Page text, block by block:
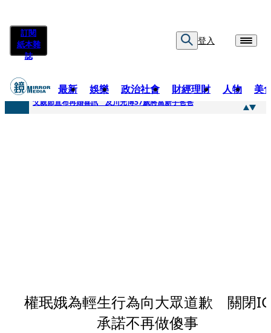
訂閱
紙本雜
誌
登入
最新 娛樂 政治社會 財經理財 人物 美
快訊
父親節宣布再婚喜訊 及川光博57歲將當新手爸爸
權珉娥為輕生行為向大眾道歉 關閉IG
承諾不再做傻事